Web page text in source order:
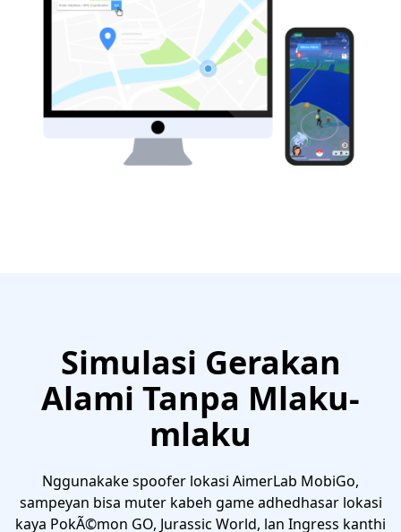
Simulasi Gerakan
Alami Tanpa Mlaku-
mlaku
Nggunakake spoofer lokasi AimerLab MobiGo,
sampeyan bisa muter kabeh game adhedhasar lokasi
kaya PokÃ©mon GO, Jurassic World, lan Ingress kanthi